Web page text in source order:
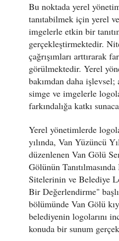
Bu noktada yerel
tanıtabilmek için yerel
imgelerle etkin bir
gerçekleştirmektedir.
çağrışımları arttırarak
görülmektedir. Yerel
bakımdan daha
simge ve imgelerle
farkındalığa katkı
Yerel yönetimlerde
yılında, Van Yüzüncü
düzenlenen Van Gölü
Gölünün
Sitelerinin ve Belediye
Bir Değerlendirme"
bölümünde Van Gölü
belediyenin logolarını
konuda bir sunum